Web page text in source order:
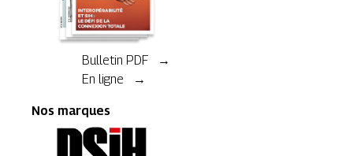
Bulletin PDF →
En ligne →
Nos marques